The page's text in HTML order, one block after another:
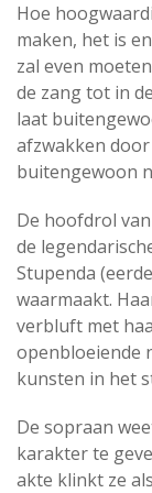
Hoe
maken, het is
zal even
de zang tot in
laat
afzwakken
buitengewoon
De hoofdrol
de
Stupenda
waarmaakt.
verbluft met
openbloeiende
kunsten in het
De sopraan
karakter te
akte klinkt ze